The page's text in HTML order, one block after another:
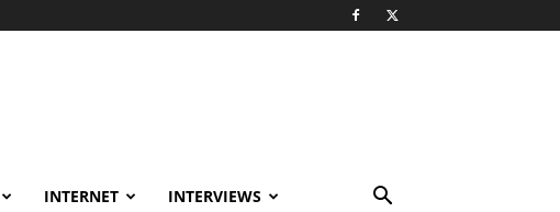
INTERNET INTERVIEWS